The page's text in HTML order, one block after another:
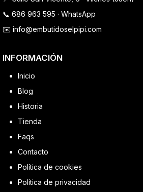
📞 686 963 595 · WhatsApp
✉️ info@embutidoselpipi.com
INFORMACIÓN
Inicio
Blog
Historia
Tienda
Faqs
Contacto
Política de cookies
Política de privacidad